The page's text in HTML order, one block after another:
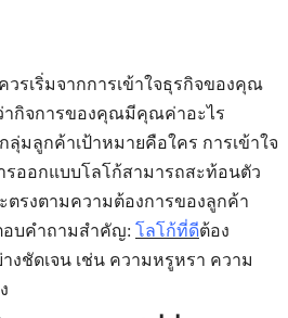
ควรเริ่มจากการเข้าใจธุรกิจของคุณ
ากิจการของคุณมีคุณค่าอะไร
ลุ่มลูกค้าเป้าหมายคือใคร การเข้าใจ
รออกแบบโลโก้สามารถสะท้อนตัว
ตรงตามความต้องการของลูกค้า
อบคำถามสำคัญ: โลโก้ที่ดีต้อง
งชัดเจน เช่น ความหรูหรา ความ